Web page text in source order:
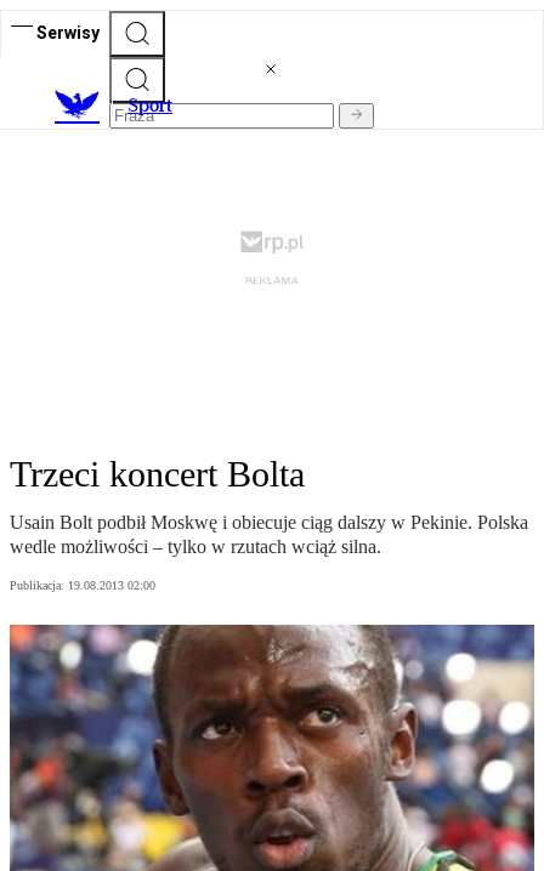
Serwisy
Sport
Trzeci koncert Bolta
Usain Bolt podbił Moskwę i obiecuje ciąg dalszy w Pekinie. Polska
wedle możliwości – tylko w rzutach wciąż silna.
Publikacja: 19.08.2013 02:00